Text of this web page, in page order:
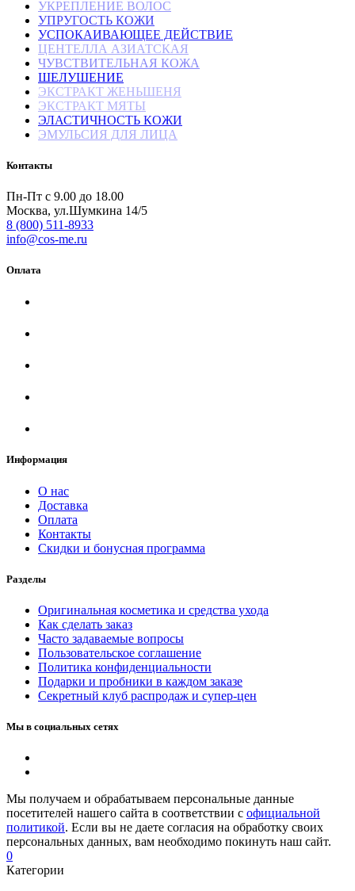
УКРЕПЛЕНИЕ ВОЛОС
УПРУГОСТЬ КОЖИ
УСПОКАИВАЮЩЕЕ ДЕЙСТВИЕ
ЦЕНТЕЛЛА АЗИАТСКАЯ
ЧУВСТВИТЕЛЬНАЯ КОЖА
ШЕЛУШЕНИЕ
ЭКСТРАКТ ЖЕНЬШЕНЯ
ЭКСТРАКТ МЯТЫ
ЭЛАСТИЧНОСТЬ КОЖИ
ЭМУЛЬСИЯ ДЛЯ ЛИЦА
Контакты
Пн-Пт с 9.00 до 18.00
Москва, ул.Шумкина 14/5
8 (800) 511-8933
info@cos-me.ru
Оплата
Информация
О нас
Доставка
Оплата
Контакты
Скидки и бонусная программа
Разделы
Оригинальная косметика и средства ухода
Как сделать заказ
Часто задаваемые вопросы
Пользовательское соглашение
Политика конфиденциальности
Подарки и пробники в каждом заказе
Секретный клуб распродаж и супер-цен
Мы в социальных сетях
Мы получаем и обрабатываем персональные данные
посетителей нашего сайта в соответствии с официальной
политикой. Если вы не даете согласия на обработку своих
персональных данных, вам необходимо покинуть наш сайт.
0
Категории